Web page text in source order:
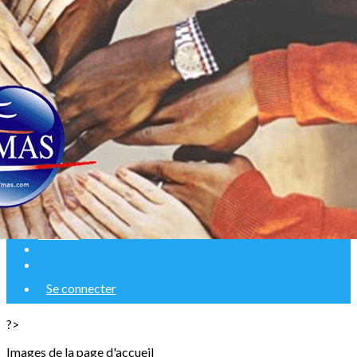
Exporter les lignes sélectionnées
Exporter toutes les colonnes
Exporter uniquement les colonnes affichées
Menu
Ajoutez un logo, un bouton, des réseaux sociaux
Cliquez pour éditer
Accueil
Se connecter
?>
Images de la page d'accueil